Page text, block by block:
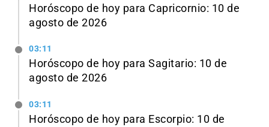
Horóscopo de hoy para Capricornio: 10 de
agosto de 2026
03:11
Horóscopo de hoy para Sagitario: 10 de
agosto de 2026
03:11
Horóscopo de hoy para Escorpio: 10 de